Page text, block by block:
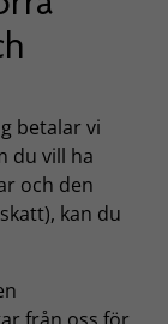
betalar vi
du vill ha
och den
kan du
från oss för